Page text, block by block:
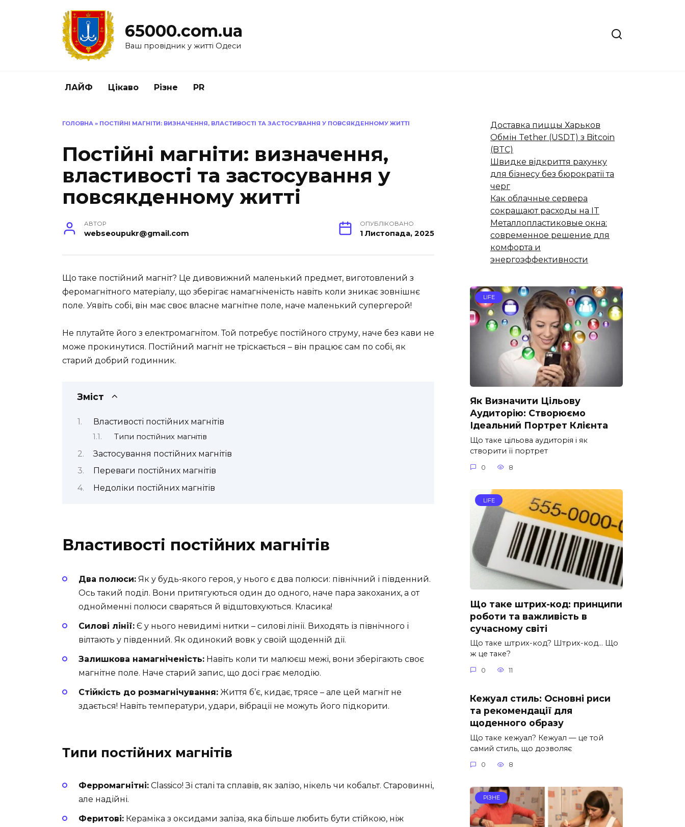
65000.com.ua
Ваш провідник у житті Одеси
ЛАЙФ Цікаво Різне PR
ГОЛОВНА » ПОСТІЙНІ МАГНІТИ: ВИЗНАЧЕННЯ, ВЛАСТИВОСТІ ТА ЗАСТОСУВАННЯ У ПОВСЯКДЕННОМУ ЖИТТІ
Постійні магніти: визначення,
властивості та застосування у
повсякденному житті
АВТОР
webseoupukr@gmail.com
ОПУБЛІКОВАНО
1 Листопада, 2025
Що таке постійний магніт? Це дивовижний маленький предмет, виготовлений з
феромагнітного матеріалу, що зберігає намагніченість навіть коли зникає зовнішнє
поле. Уявіть собі, він має своє власне магнітне поле, наче маленький супергерой!
Не плутайте його з електромагнітом. Той потребує постійного струму, наче без кави не
може прокинутися. Постійний магніт не тріскається – він працює сам по собі, як
старий добрий годинник.
Зміст
Властивості постійних магнітів
Типи постійних магнітів
Застосування постійних магнітів
Переваги постійних магнітів
Недоліки постійних магнітів
Властивості постійних магнітів
Два полюси: Як у будь-якого героя, у нього є два полюси: північний і південний.
Ось такий поділ. Вони притягуються один до одного, наче пара закоханих, а от
однойменні полюси сваряться й відштовхуються. Класика!
Силові лінії: Є у нього невидимі нитки – силові лінії. Виходять із північного і
вілтають у південний. Як одинокий вовк у своїй щоденній дії.
Залишкова намагніченість: Навіть коли ти малюєш межі, вони зберігають своє
магнітне поле. Наче старий запис, що досі грає мелодію.
Стійкість до розмагнічування: Життя б’є, кидає, трясе – але цей магніт не
здається! Навіть температури, удари, вібрації не можуть його підкорити.
Типи постійних магнітів
Ферромагнітні: Classico! Зі сталі та сплавів, як залізо, нікель чи кобальт. Старовинні,
але надійні.
Феритові: Кераміка з оксидами заліза, яка більше любить бути стійкою, ніж
Доставка пиццы Харьков
Обмін Tether (USDT) з Bitcoin
(BTC)
Швидке відкриття рахунку
для бізнесу без бюрократії та
черг
Как облачные сервера
сокращают расходы на IT
Металлопластиковые окна:
современное решение для
комфорта и
энергоэффективности
LIFE
Як Визначити Цільову
Аудиторію: Створюємо
Ідеальний Портрет Клієнта
Що таке цільова аудиторія і як
створити її портрет
0 8
LIFE
Що таке штрих-код: принципи
роботи та важливість в
сучасному світі
Що таке штрих-код? Штрих-код… Що
ж це таке?
0 11
Кежуал стиль: Основні риси
та рекомендації для
щоденного образу
Що таке кежуал? Кежуал — це той
самий стиль, що дозволяє
0 8
РІЗНЕ